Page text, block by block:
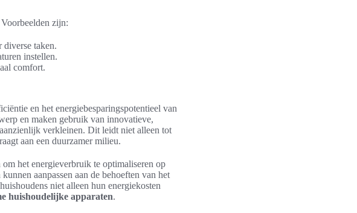
zijn:
diverse taken.
instellen.
comfort.
en het energiebesparingspotentieel van
en maken gebruik van innovatieve,
verkleinen. Dit leidt niet alleen tot
aan een duurzamer milieu.
het energieverbruik te optimaliseren op
aanpassen aan de behoeften van het
niet alleen hun energiekosten
huishoudelijke apparaten.